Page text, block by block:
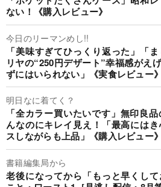
ない！《購入レビュー》
今日のリーマンめし!!
「美味すぎてひっくり返った」「
リヤの“250円デザート”幸福感がえ
ずにはいられない」《実食レビュー》
明日なに着てく？
「全カラー買いたいです」無印良
んなのにキレイ見え！「最高には
スしながらも上品」《購入レビュー》
書籍編集局から
老後になってから「もっと早くし